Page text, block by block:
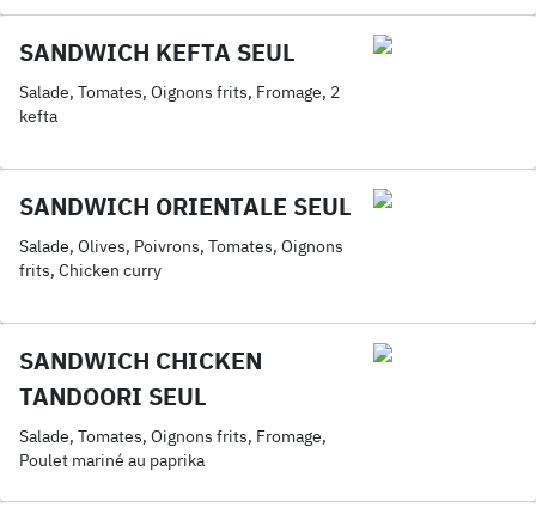
SANDWICH KEFTA SEUL
Salade, Tomates, Oignons frits, Fromage, 2
kefta
SANDWICH ORIENTALE SEUL
Salade, Olives, Poivrons, Tomates, Oignons
frits, Chicken curry
SANDWICH CHICKEN
TANDOORI SEUL
Salade, Tomates, Oignons frits, Fromage,
Poulet mariné au paprika